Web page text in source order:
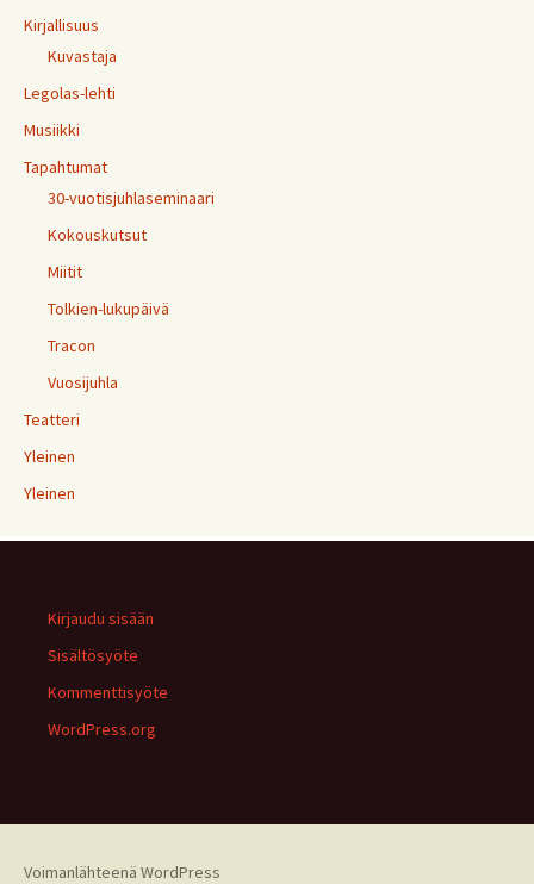
Kirjallisuus
Kuvastaja
Legolas-lehti
Musiikki
Tapahtumat
30-vuotisjuhlaseminaari
Kokouskutsut
Miitit
Tolkien-lukupäivä
Tracon
Vuosijuhla
Teatteri
Yleinen
Yleinen
Kirjaudu sisään
Sisältösyöte
Kommenttisyöte
WordPress.org
Voimanlähteenä WordPress